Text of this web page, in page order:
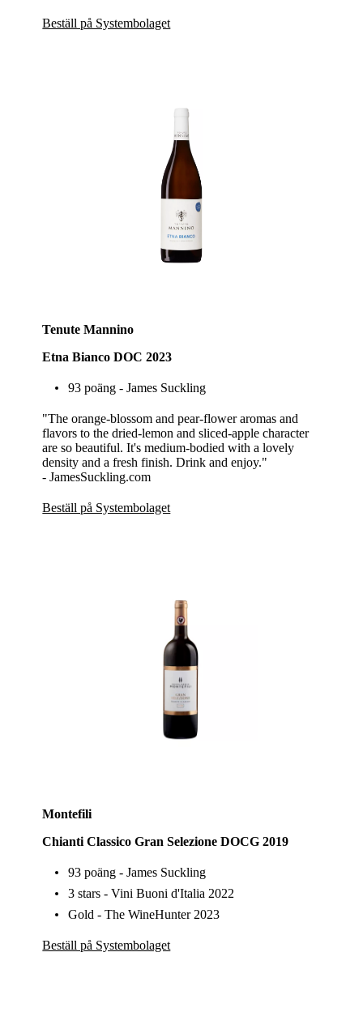
Beställ på Systembolaget
Tenute Mannino
Etna Bianco DOC 2023
93 poäng - James Suckling
"The orange-blossom and pear-flower aromas and
flavors to the dried-lemon and sliced-apple character
are so beautiful. It's medium-bodied with a lovely
density and a fresh finish. Drink and enjoy."
- JamesSuckling.com
Beställ på Systembolaget
Montefili
Chianti Classico Gran Selezione DOCG 2019
93 poäng - James Suckling
3 stars - Vini Buoni d'Italia 2022
Gold - The WineHunter 2023
Beställ på Systembolaget